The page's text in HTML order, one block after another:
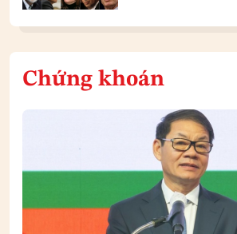
Chứng khoán